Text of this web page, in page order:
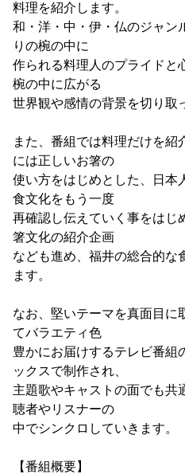
料理を紹介します。
和・洋・中・伊・仏のジャン
りの椀の中に
作られる料理人のプライドと
椀の中に広がる
世界観や感情の背景を切り取
また、番組では料理だけを
には正しいお箸の
使い方をはじめとした、日本
食文化をもう一度
再確認し伝えていく事をはじ
箸文化の紹介企画
なども進め、福井の総合的な
ます。
なお、堅いテーマを真面目に
てバラエティ色
豊かにお届けするテレビ番組
ックスで制作され、
主題歌やキャストの面でも共
聴者やリスナーの
中でシンクロしていきます。
【番組概要】